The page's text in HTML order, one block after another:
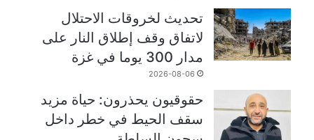
تحديث لخروقات الاحتلال
لاتفاق وقف إطلاق النار على
مدار 300 يوما في غزة
2026-08-06
حقوقيون يحذرون: حياة مزيد
سقف الحيط في خطر داخل